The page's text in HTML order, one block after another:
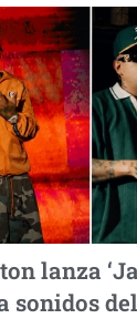
lanza
sonidos